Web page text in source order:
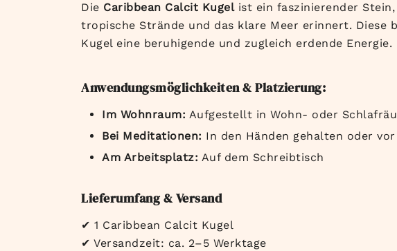
Die Caribbean Calcit Kugelist ein faszinierender Stein,
tropische Strände und das klare Meer erinnert. Diese
Kugel eine beruhigende und zugleich erdende Energie.
Anwendungsmöglichkeiten & Platzierung:
Im Wohnraum: Aufgestellt in Wohn- oder
Bei Meditationen: In den Händen gehalten oder
Am Arbeitsplatz: Auf dem Schreibtisch
Lieferumfang & Versand
✔ 1 Caribbean Calcit Kugel
✔ Versandzeit: ca. 2–5 Werktage